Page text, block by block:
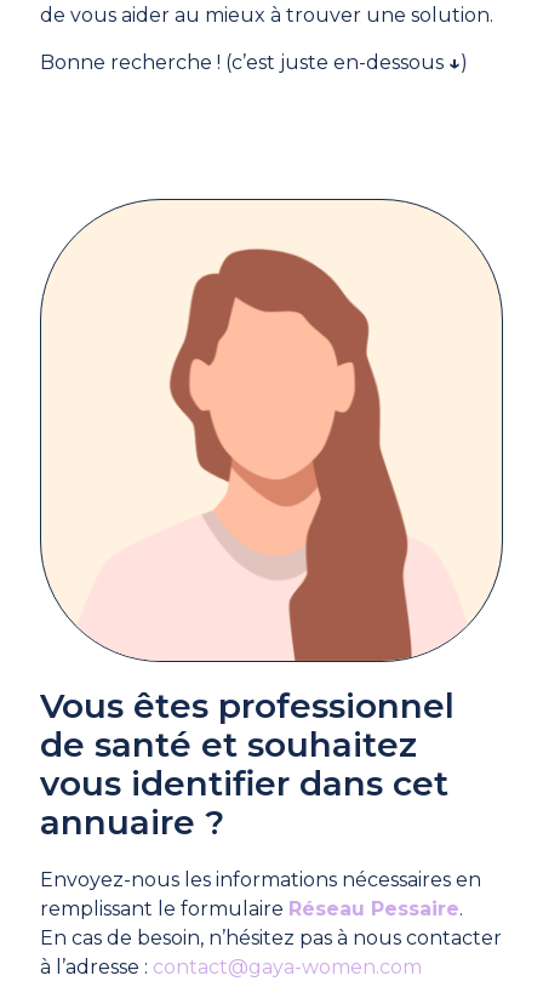
de vous aider au mieux à trouver une solution.
Bonne recherche ! (c’est juste en-dessous ↓)
Vous êtes professionnel
de santé et souhaitez
vous identifier dans cet
annuaire ?
Envoyez-nous les informations nécessaires en
remplissant le formulaire Réseau Pessaire.
En cas de besoin, n’hésitez pas à nous contacter
à l’adresse : contact@gaya-women.com